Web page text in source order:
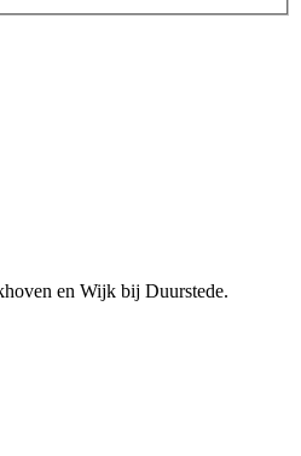
en Wijk bij Duurstede.